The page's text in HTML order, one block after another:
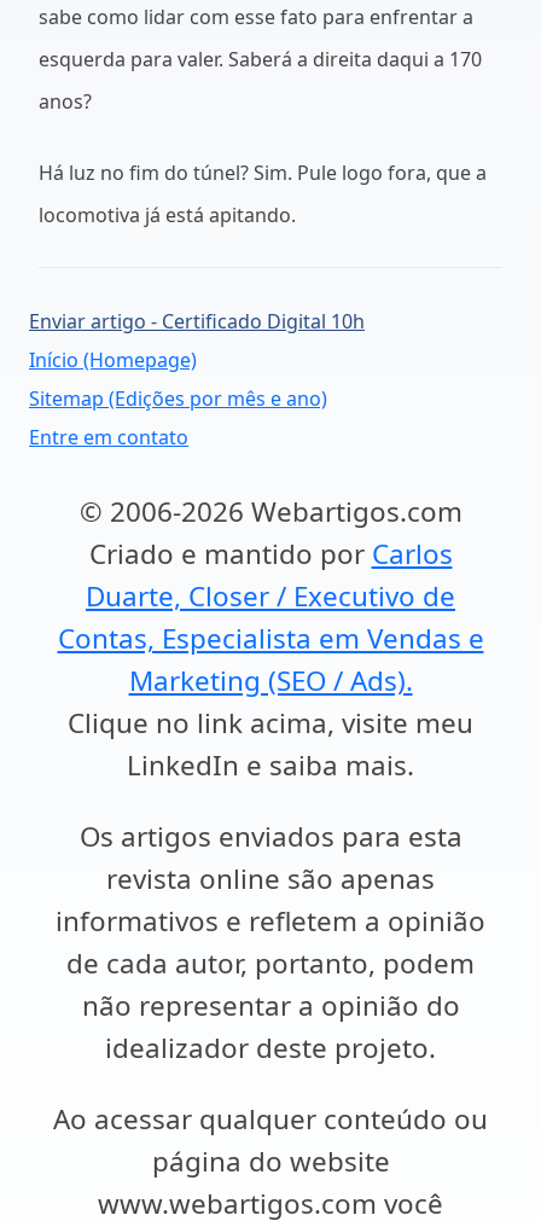
sabe como lidar com esse fato para enfrentar a
esquerda para valer. Saberá a direita daqui a 170
anos?
Há luz no fim do túnel? Sim. Pule logo fora, que a
locomotiva já está apitando.
Enviar artigo - Certificado Digital 10h
Início (Homepage)
Sitemap (Edições por mês e ano)
Entre em contato
© 2006-2026 Webartigos.com
Criado e mantido por Carlos
Duarte, Closer / Executivo de
Contas, Especialista em Vendas e
Marketing (SEO / Ads).
Clique no link acima, visite meu
LinkedIn e saiba mais.
Os artigos enviados para esta
revista online são apenas
informativos e refletem a opinião
de cada autor, portanto, podem
não representar a opinião do
idealizador deste projeto.
Ao acessar qualquer conteúdo ou
página do website
www.webartigos.com você